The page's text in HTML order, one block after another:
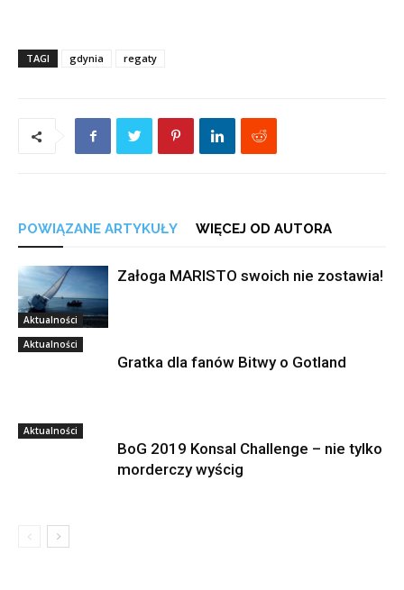
TAGI gdynia regaty
POWIĄZANE ARTYKUŁY WIĘCEJ OD AUTORA
Aktualności
Załoga MARISTO swoich nie zostawia!
Aktualności
Gratka dla fanów Bitwy o Gotland
Aktualności
BoG 2019 Konsal Challenge – nie tylko
morderczy wyścig